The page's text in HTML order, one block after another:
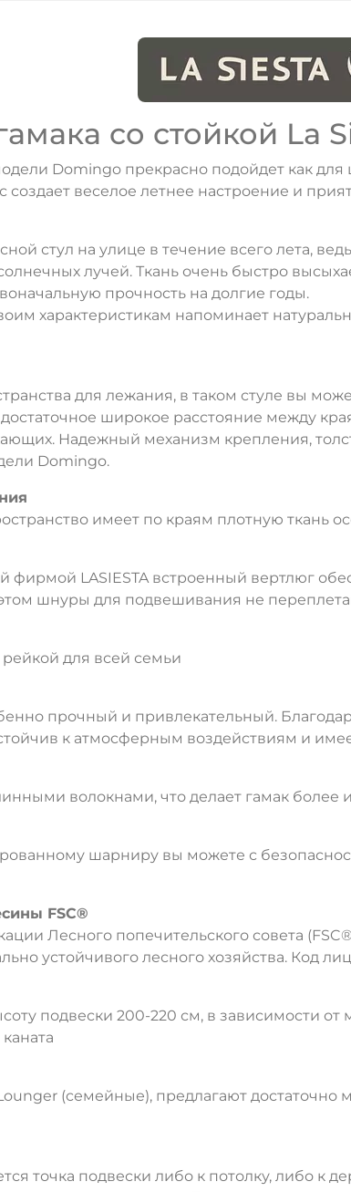
со стойкой La
Domingo прекрасно подойдет как для
создает веселое летнее настроение и
стул на улице в течение всего лета,
лучей. Ткань очень быстро
прочность на долгие годы.
характеристикам напоминает
для лежания, в таком стуле вы
широкое расстояние между
Надежный механизм крепления,
Domingo.
имеет по краям плотную ткань
фирмой LASIESTA встроенный вертлюг
шнуры для подвешивания не
для всей семьи
прочный и привлекательный.
к атмосферным воздействиям и
волокнами, что делает гамак более
шарниру вы можете с
FSC®
Лесного попечительского совета
устойчивого лесного хозяйства. Код
подвески 200-220 см, в зависимости
(семейные), предлагают
точка подвески либо к потолку, либо к
ДА НЕТ